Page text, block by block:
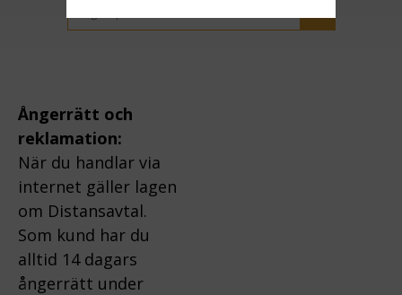
Ångerrätt och
reklamation:
När du handlar via
internet gäller lagen
om Distansavtal.
Som kund har du
alltid 14 dagars
ångerrätt under